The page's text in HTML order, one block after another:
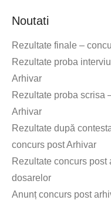
Noutati
Rezultate finale –
Rezultate proba
Arhivar
Rezultate proba scrisa
Arhivar
Rezultate după
concurs post Arhivar
Rezultate concurs post
dosarelor
Anunț concurs post